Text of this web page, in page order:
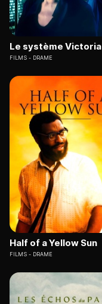
Le système Victoria
FILMS DRAME
Half of a Yellow Sun
FILMS DRAME